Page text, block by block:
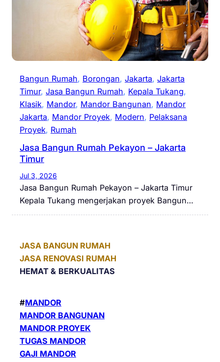
Bangun Rumah, Borongan, Jakarta, Jakarta
Timur, Jasa Bangun Rumah, Kepala Tukang
Klasik, Mandor, Mandor Bangunan, Mandor
Jakarta, Mandor Proyek, Modern, Pelaksana
Proyek, Rumah
Jasa Bangun Rumah Pekayon – Jakarta
Timur
Jul 3, 2026
Jasa Bangun Rumah Pekayon – Jakarta Timur
Kepala Tukang mengerjakan proyek Bangun…
JASA BANGUN RUMAH
JASA RENOVASI RUMAH
HEMAT & BERKUALITAS
#MANDOR
MANDOR BANGUNAN
MANDOR PROYEK
TUGAS MANDOR
GAJI MANDOR